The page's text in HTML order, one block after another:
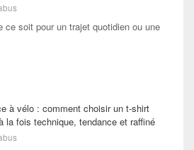
ce soit pour un trajet quotidien ou une
à vélo : comment choisir un t-shirt
la fois technique, tendance et raffiné